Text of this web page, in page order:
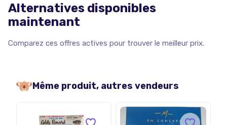
Alternatives disponibles
maintenant
Comparez ces offres actives pour trouver le meilleur prix.
Même produit, autres vendeurs